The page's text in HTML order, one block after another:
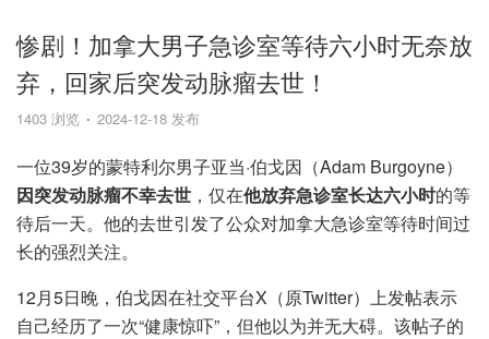
惨剧！加拿大男子急诊室等待六小时无奈放
弃，回家后突发动脉瘤去世！
1403 浏览 2024-12-18 发布
一位39岁的蒙特利尔男子亚当·伯戈因（Adam Burgoyne）
因突发动脉瘤不幸去世 ，仅在他放弃急诊室长达六小时的等
待后一天。他的去世引发了公众对加拿大急诊室等待时间过
长的强烈关注。
12月5日晚，伯戈因在社交平台X（原Twitter）上发帖表示
自己经历了一次“健康惊吓”，但他以为并无大碍。该帖子的